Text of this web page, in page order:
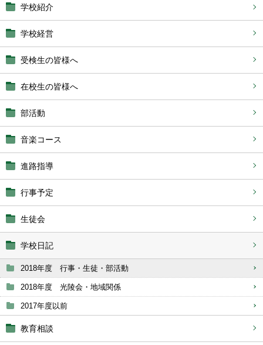
学校紹介
学校経営
受検生の皆様へ
在校生の皆様へ
部活動
音楽コース
進路指導
行事予定
生徒会
学校日記
2018年度 行事・生徒・部活動
2018年度 光陵会・地域関係
2017年度以前
教育相談